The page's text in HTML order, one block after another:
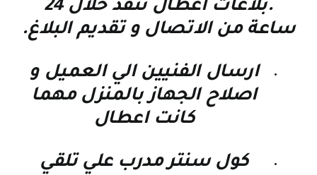
.بلاغات اعطال تنفذ خلال 24
ساعة من الاتصال و تقديم البلاغ.
ارسال الفنيين الي العميل و
اصلاح الجهاز بالمنزل مهما
كانت اعطال
كول سنتر مدرب علي تلقي